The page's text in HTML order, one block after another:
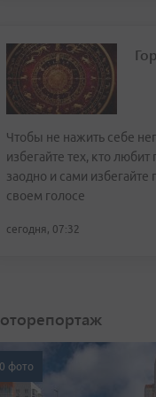
Чтобы не нажить себе
избегайте тех, кто любит
заодно и сами избегайте
своем голосе
сегодня, 07:32
фото